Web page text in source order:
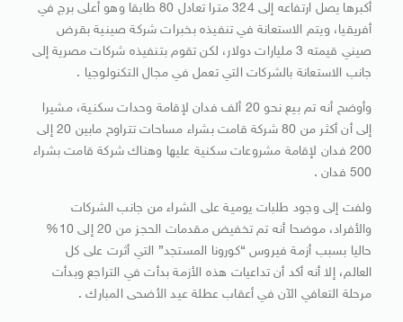
أكبرها يصل ارتفاعه إلى 324 مترا تعادل 80 طابقا وهو أعلى برج في
أفريقيا، ويتم الاستعانة في تنفيذه بخبرات شركة صينية بقرض
صيني قيمته 3 مليارات دولار، لكن تقوم بتنفيذه شركات مصرية إلى
جانب الاستعانة بالشركات التي تعمل في مجال التكنولوجيا .
وأوضح أنه تم بيع نحو 20 ألف فدان لإقامة وحدات سكنية، مشيرا
إلى أن أكثر من 80 شركة قامت بشراء مساحات تتراوح مابين 20 إلى
200 فدان لإقامة مشروعات سكنية عليها وهناك شركة قامت بشراء
500 فدان .
ولفت إلى وجود طلبات يومية على الشراء من جانب الشركات
والأفراد، موضحا أنه تم تخفيض مقدمات الحجز من 20 إلى 10%
حاليا بسبب أزمة فيروس “كورونا المستجد” التي أثرت على كل
العالم، إلا أنه أكد أن تداعيات هذه الأزمة بدأت في التراجع وبدأت
مرحلة التعافي الآن في أعقاب عطلة عيد الأضحى المبارك .